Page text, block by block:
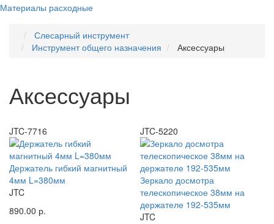
Материалы расходные
Слесарный инструмент
Инструмент общего назначения
Аксессуары
Аксессуары
JTC-7716
Держатель гибкий магнитный
4мм L=380мм
JTC
890.00 р.
JTC-5220
Зеркало досмотра
телескопическое 38мм на
держателе 192-535мм
JTC